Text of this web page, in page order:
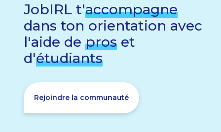
JobIRL t'accompagne
dans ton orientation avec
l'aide de pros et
d'étudiants
Rejoindre la communauté